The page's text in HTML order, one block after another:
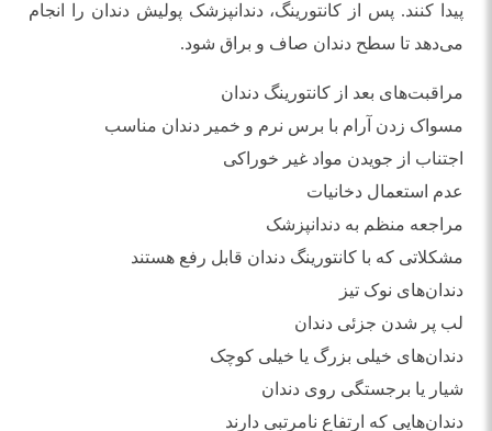
پیدا کنند. پس از کانتورینگ، دندانپزشک پولیش دندان را انجام
می‌دهد تا سطح دندان صاف و براق شود.
مراقبت‌های بعد از کانتورینگ دندان
مسواک زدن آرام با برس نرم و خمیر دندان مناسب
اجتناب از جویدن مواد غیر خوراکی
عدم استعمال دخانیات
مراجعه منظم به دندانپزشک
مشکلاتی که با کانتورینگ دندان قابل رفع هستند
دندان‌های نوک تیز
لب پر شدن جزئی دندان
دندان‌های خیلی بزرگ یا خیلی کوچک
شیار یا برجستگی روی دندان
دندان‌هایی که ارتفاع نامرتبی دارند